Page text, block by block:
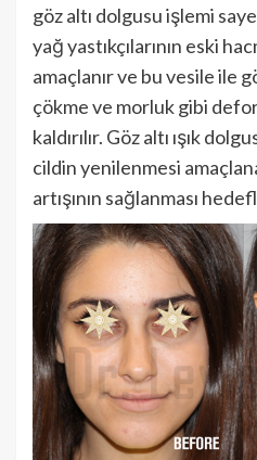
göz altı dolgusu işlemi
yağ yastıkçılarının eski
amaçlanır ve bu vesile ile
çökme ve morluk gibi
kaldırılır. Göz altı ışık
cildin yenilenmesi
artışının sağlanması